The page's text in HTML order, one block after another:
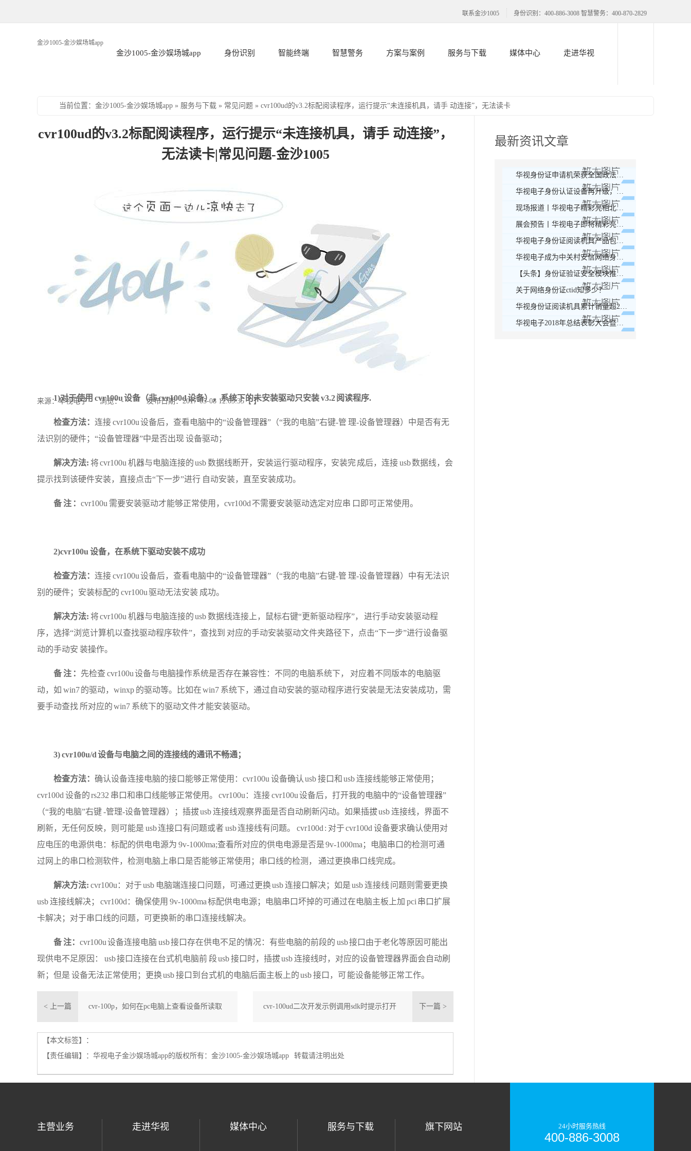
联系金沙1005 身份识别：400-886-3008 智慧警务：400-870-2829
金沙1005-金沙娱场城app
金沙1005-金沙娱场城app 身份识别 智能终端 智慧警务 方案与案例 服务与下载 媒体中心 走进华视
当前位置 ： 金沙1005-金沙娱场城app » 服务与下载 » 常见问题 » cvr100ud的v3.2标配阅读程序，运行提示“未连接机具，请手 动连接”，无法读卡
cvr100ud的v3.2标配阅读程序，运行提示“未连接机具，请手 动连接”，
无法读卡|常见问题-金沙1005
来源：华视电子 浏览：- 发布日期：2017-05-08 12:03:35【 】
1)对于使用 cvr100u 设备（非 cvr100d 设备），系统下的未安装驱动只安装 v3.2 阅读程序.
检查方法： 连接cvr100u 设备后，查看电脑中的“设备管理器”（“我的电脑”右键‐管 理‐设备管理器）中是否有无
法识别的硬件；“设备管理器”中是否出现 设备驱动；
解决方法: 将cvr100u 机器与电脑连接的 usb 数据线断开，安装运行驱动程序，安装完 成后，连接 usb 数据线，会
提示找到该硬件安装，直接点击“下一步”进行 自动安装，直至安装成功。
备 注 ： cvr100u 需要安装驱动才能够正常使用，cvr100d 不需要安装驱动选定对应串 口即可正常使用。
2)cvr100u 设备，在系统下驱动安装不成功
检查方法： 连接cvr100u 设备后，查看电脑中的“设备管理器”（“我的电脑”右键‐管 理‐设备管理器）中有无法识
别的硬件；安装标配的 cvr100u 驱动无法安装 成功。
解决方法: 将cvr100u 机器与电脑连接的 usb 数据线连接上，鼠标右键“更新驱动程序”， 进行手动安装驱动程
序，选择“浏览计算机以查找驱动程序软件”，查找到 对应的手动安装驱动文件夹路径下，点击“下一步”进行设备驱
动的手动安 装操作。
备 注 ： 先检查cvr100u 设备与电脑操作系统是否存在兼容性：不同的电脑系统下， 对应着不同版本的电脑驱
动，如 win7 的驱动，winxp 的驱动等。比如在 win7 系统下，通过自动安装的驱动程序进行安装是无法安装成功，需
要手动查找 所对应的 win7 系统下的驱动文件才能安装驱动。
3) cvr100u/d 设备与电脑之间的连接线的通讯不畅通；
检查方法： 确认设备连接电脑的接口能够正常使用： cvr100u 设备确认 usb 接口和 usb 连接线能够正常使用；
cvr100d 设备的 rs232 串口和串口线能够正常使用。 cvr100u：连接 cvr100u 设备后，打开我的电脑中的“设备管理器”
（“我的电脑”右键 ‐管理‐设备管理器）；插拔 usb 连接线观察界面是否自动刷新闪动。如果插拔 usb 连接线，界面不
刷新，无任何反映，则可能是 usb 连接口有问题或者 usb 连接线有问题。 cvr100d : 对于 cvr100d 设备要求确认使用对
应电压的电源供电：标配的供电电源为 9v‐1000ma;查看所对应的供电电源是否是 9v‐1000ma；电脑串口的检测可通
过网上的串口检测软件，检测电脑上串口是否能够正常使用；串口线的检测， 通过更换串口线完成。
解决方法: cvr100u：对于 usb 电脑端连接口问题，可通过更换 usb 连接口解决；如是 usb 连接线 问题则需要更换
usb 连接线解决； cvr100d：确保使用 9v‐1000ma 标配供电电源；电脑串口坏掉的可通过在电脑主板上加 pci 串口扩展
卡解决；对于串口线的问题，可更换新的串口连接线解决。
备 注： cvr100u 设备连接电脑 usb 接口存在供电不足的情况：有些电脑的前段的 usb 接口由于老化等原因可能出
现供电不足原因： usb 接口连接在台式机电脑前 段 usb 接口时，插拔 usb 连接线时，对应的设备管理器界面会自动刷
新；但是 设备无法正常使用；更换 usb 接口到台式机的电脑后面主板上的 usb 接口，可 能设备能够正常工作。
< 上一篇 cvr-100p，如何在pc电脑上查看设备所读取 下一篇 >
cvr-100ud二次开发示例调用sdk时提示打开
【本文标签】：
【责任编辑】： 华视电子金沙娱场城app的版权所有： 金沙1005-金沙娱场城app 转载请注明出处
最新资讯文章
华视身份证申请机荣获全国政法智能化-智慧警务创新产品奖
华视电子身份认证设备再升级，人脸核验为主流
现场报道丨华视电子精彩亮相北京警装展
展会预告丨华视电子即将精彩亮相2019年北京警装展
华视电子身份证阅读机具产品包装更换通知！
华视电子成为中关村安信网络身份认证产业联盟会员单位
【头条】身份证验证安全模块推广应用座谈会顺利召开！
关于网络身份证ctid知多少？
华视身份证阅读机具累计销量超200万套，稳居榜首！
华视电子2018年总结表彰大会暨迎新晚会圆满落幕
主营业务 走进华视 媒体中心 服务与下载 旗下网站 24小时服务热线
400-886-3008